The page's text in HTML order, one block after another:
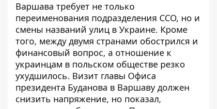
Варшава требует не только
переименования подразделения ССО, но и
смены названий улиц в Украине. Кроме
того, между двумя странами обострился и
финансовый вопрос, а отношение к
украинцам в польском обществе резко
ухудшилось. Визит главы Офиса
президента Буданова в Варшаву должен
снизить напряжение, но показал,